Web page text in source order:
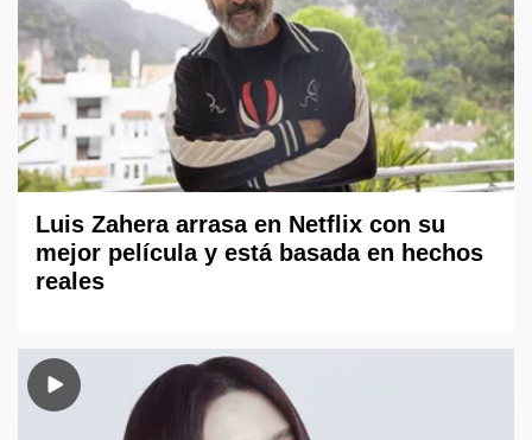
Luis Zahera arrasa en Netflix con su
mejor película y está basada en hechos
reales